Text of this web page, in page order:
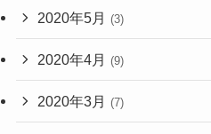
2020年5月 (3)
2020年4月 (9)
2020年3月 (7)